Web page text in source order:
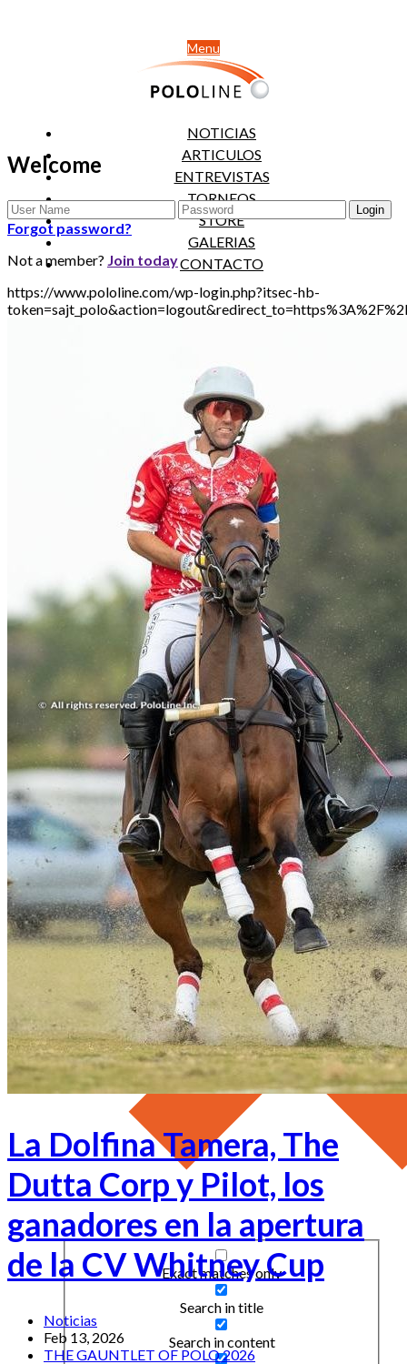
Menu
NOTICIAS
ARTICULOS
ENTREVISTAS
TORNEOS
STORE
GALERIAS
CONTACTO
Exact matches only
Search in title
Search in content
Welcome
Forgot password?
Not a member? Join today
https://www.pololine.com/wp-login.php?itsec-hb-
La Dolfina Tamera, The
Dutta Corp y Pilot, los
ganadores en la apertura
de la CV Whitney Cup
Noticias
Feb 13, 2026
THE GAUNTLET OF POLO 2026